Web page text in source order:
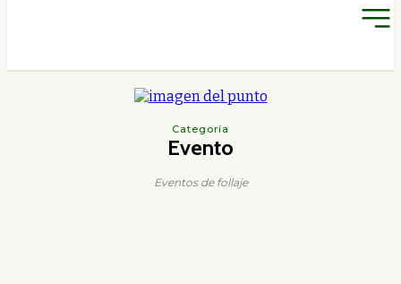
Categoría
Evento
Eventos de follaje